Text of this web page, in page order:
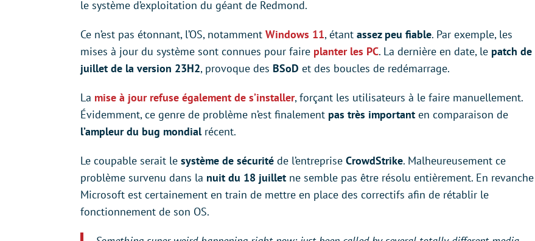
le système d’exploitation du géant de Redmond.
Ce n’est pas étonnant, l’OS, notamment Windows 11, étant assez peu fiable. Par exemple, les
mises à jour du système sont connues pour faire planter les PC. La dernière en date, le patch de
juillet de la version 23H2, provoque des BSoD et des boucles de redémarrage.
La mise à jour refuse également de s’installer, forçant les utilisateurs à le faire manuellement.
Évidemment, ce genre de problème n’est finalement pas très important en comparaison de
l’ampleur du bug mondial récent.
Le coupable serait le système de sécurité de l’entreprise CrowdStrike. Malheureusement ce
problème survenu dans la nuit du 18 juillet ne semble pas être résolu entièrement. En revanche
Microsoft est certainement en train de mettre en place des correctifs afin de rétablir le
fonctionnement de son OS.